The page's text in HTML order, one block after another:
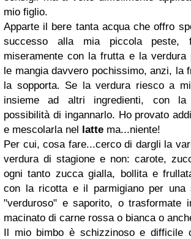
mio figlio.
Apparte il bere tanta acqua che offro
successo alla mia piccola peste,
miseramente con la frutta e la verdura
le mangia davvero pochissimo, anzi, la
la sopporta. Se la verdura riesco a
insieme ad altri ingredienti, con
possibilità di ingannarlo. Ho provato
e mescolarla nel latte ma...niente!
Per cui, cosa fare...cerco di dargli la
verdura di stagione e non: carote,
ogni tanto zucca gialla, bollita e
con la ricotta e il parmigiano per una
"verduroso" e saporito, o trasformate
macinato di carne rossa o bianca o
Il mio bimbo è schizzinoso e difficile